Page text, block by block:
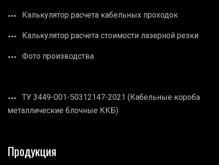
Калькулятор расчета кабельных проходок
Калькулятор расчета стоимости лазерной резки
Фото производства
ТУ 3449-001-50312147-2021 (Кабельные короба
металлические блочные ККБ)
Продукция